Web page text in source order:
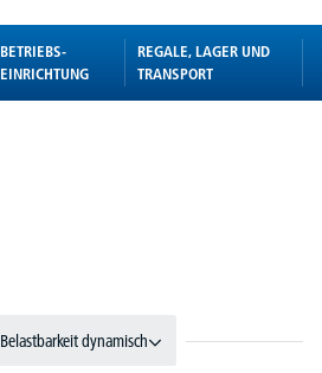
BETRIEBS-
EINRICHTUNG
REGALE, LAGER UND
TRANSPORT
Belastbarkeit dynamisch